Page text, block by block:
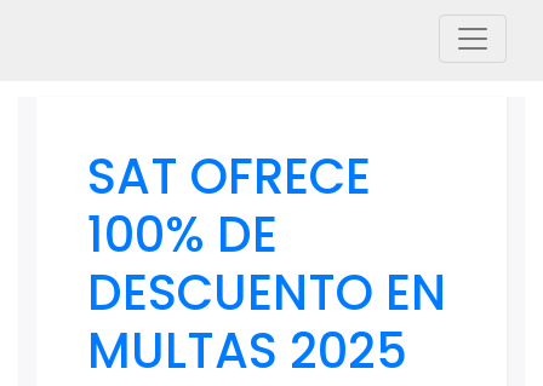
SAT OFRECE
100% DE
DESCUENTO EN
MULTAS 2025